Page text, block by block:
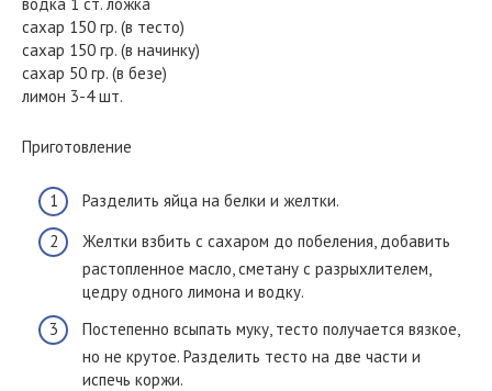
сахар 150 гр. (в тесто)
сахар 150 гр. (в начинку)
сахар 50 гр. (в безе)
лимон 3-4 шт.
Приготовление
Разделить яйца на белки и желтки.
Желтки взбить с сахаром до побеления, добавить
растопленное масло, сметану с разрыхлителем,
цедру одного лимона и водку.
Постепенно всыпать муку, тесто получается вязкое,
но не крутое. Разделить тесто на две части и
испечь коржи.